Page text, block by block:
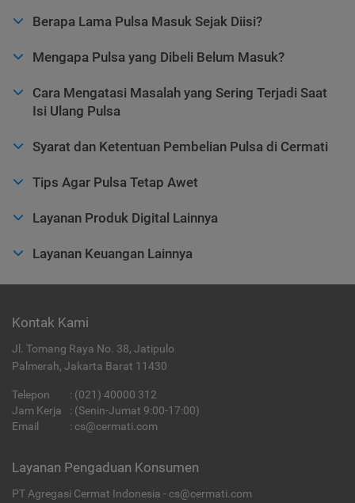
Berapa Lama Pulsa Masuk Sejak Diisi?
Mengapa Pulsa yang Dibeli Belum Masuk?
Cara Mengatasi Masalah yang Sering Terjadi Saat
Isi Ulang Pulsa
Syarat dan Ketentuan Pembelian Pulsa di Cermati
Tips Agar Pulsa Tetap Awet
Layanan Produk Digital Lainnya
Layanan Keuangan Lainnya
Kontak Kami
Jl. Tomang Raya No. 38, Jatipulo
Palmerah, Jakarta Barat 11430
Telepon : (021) 40000 312
Jam Kerja
: (Senin-Jumat 9:00-17:00)
Email
: cs@cermati.com
Layanan Pengaduan Konsumen
PT Agregasi Cermat Indonesia - cs@cermati.com